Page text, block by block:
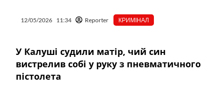
12/05/2026 11:34 Reporter КРИМІНАЛ
У Калуші судили матір, чий син
вистрелив собі у руку з пневматичного
пістолета